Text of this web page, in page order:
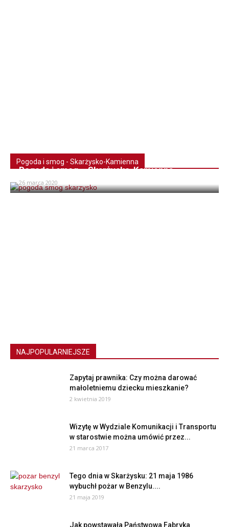
Pogoda i smog - Skarżysko-Kamienna
Pogoda i smog – Skarżysko-Kamienna
26 marca 2020
NAJPOPULARNIEJSZE
Zapytaj prawnika: Czy można darować
małoletniemu dziecku mieszkanie?
2 kwietnia 2019
Wizytę w Wydziale Komunikacji i Transportu
w starostwie można umówić przez...
21 marca 2017
Tego dnia w Skarżysku: 21 maja 1986
wybuchł pożar w Benzylu....
21 maja 2019
Jak powstawała Państwowa Fabryka